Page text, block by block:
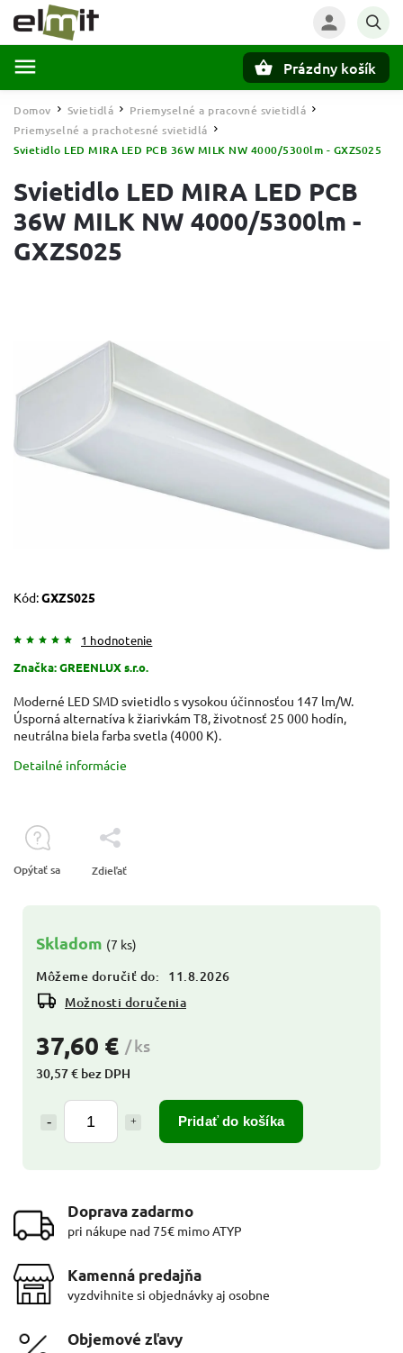
Prázdny košík
Domov / Svietidlá / Priemyselné a pracovné svietidlá /
Priemyselné a prachotesné svietidlá /
Svietidlo LED MIRA LED PCB 36W MILK NW 4000/5300lm - GXZS025
Svietidlo LED MIRA LED PCB
36W MILK NW 4000/5300lm -
GXZS025
Kód:GXZS025
1 hodnotenie
Značka:GREENLUX s.r.o.
37,60 € / ks
30,57 € bez DPH
Pridať do košíka
Skladom (7 ks)
Môžeme doručiť do:
11.8.2026
Možnosti doručenia
Moderné LED SMD svietidlo s vysokou účinnosťou 147 lm/W.
Úsporná alternatíva k žiarivkám T8, životnosť 25 000 hodín,
neutrálna biela farba svetla (4000 K).
Detailné informácie
Opýtať sa Zdieľať
Doprava zadarmo
pri nákupe nad 75€ mimo ATYP
Kamenná predajňa
vyzdvihnite si objednávky aj osobne
Objemové zľavy